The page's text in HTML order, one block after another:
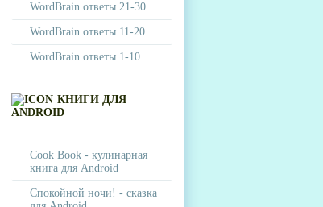
WordBrain ответы 21-30
WordBrain ответы 11-20
WordBrain ответы 1-10
КНИГИ ДЛЯ
ANDROID
Cook Book - кулинарная
книга для Android
Спокойной ночи! - сказка